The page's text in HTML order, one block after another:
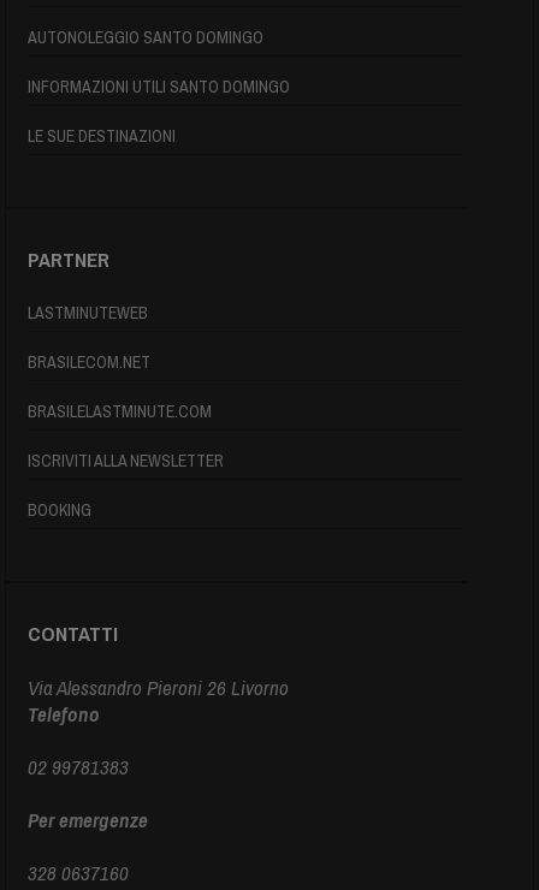
AUTONOLEGGIO SANTO DOMINGO
INFORMAZIONI UTILI SANTO DOMINGO
LE SUE DESTINAZIONI
PARTNER
LASTMINUTEWEB
BRASILECOM.NET
BRASILELASTMINUTE.COM
ISCRIVITI ALLA NEWSLETTER
BOOKING
CONTATTI
Via Alessandro Pieroni 26 Livorno
Telefono
02 99781383
Per emergenze
328 0637160